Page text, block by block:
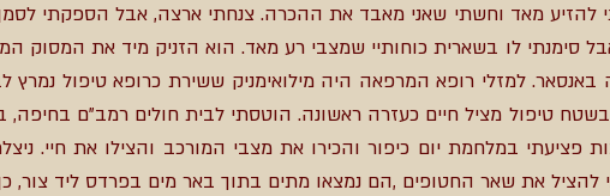
להזיע מאד וחשתי שאני מאבד את ההכרה. צנחתי ארצה, אבל הספקתי
סימנתי לו בשארית כוחותיי שמצבי רע מאד. הוא הזניק מיד את המסוק
למזלי רופא המרפאה היה מילואימניק ששירת כרופא טיפול נמרץ
טיפול מציל חיים כעזרה ראשונה. הוטסתי לבית חולים רמב"ם
פציעתי במלחמת יום כיפור והכירו את מצבי המורכב והצילו את חיי.
את שאר החטופים ,הם נמצאו מתים בתוך באר מים בפרדס ליד צור,